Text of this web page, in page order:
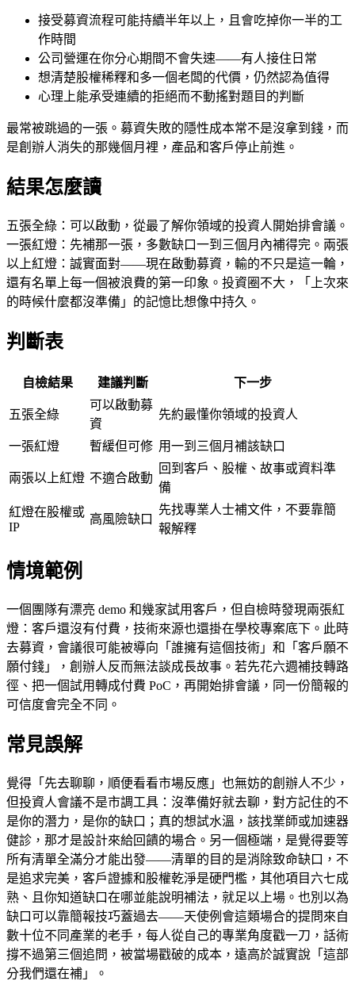
接受募資流程可能持續半年以上，且會吃掉你一半的工
作時間
公司營運在你分心期間不會失速——有人接住日常
想清楚股權稀釋和多一個老闆的代價，仍然認為值得
心理上能承受連續的拒絕而不動搖對題目的判斷
最常被跳過的一張。募資失敗的隱性成本常不是沒拿到錢，而
是創辦人消失的那幾個月裡，產品和客戶停止前進。
結果怎麼讀
五張全綠：可以啟動，從最了解你領域的投資人開始排會議。
一張紅燈：先補那一張，多數缺口一到三個月內補得完。兩張
以上紅燈：誠實面對——現在啟動募資，輸的不只是這一輪，
還有名單上每一個被浪費的第一印象。投資圈不大，「上次來
的時候什麼都沒準備」的記憶比想像中持久。
判斷表
自檢結果 建議判斷 下一步
五張全綠
可以啟動募
資
先約最懂你領域的投資人
一張紅燈 暫緩但可修 用一到三個月補該缺口
兩張以上紅燈 不適合啟動
回到客戶、股權、故事或資料準
備
紅燈在股權或
IP
高風險缺口
先找專業人士補文件，不要靠簡
報解釋
情境範例
一個團隊有漂亮 demo 和幾家試用客戶，但自檢時發現兩張紅
燈：客戶還沒有付費，技術來源也還掛在學校專案底下。此時
去募資，會議很可能被導向「誰擁有這個技術」和「客戶願不
願付錢」，創辦人反而無法談成長故事。若先花六週補技轉路
徑、把一個試用轉成付費 PoC，再開始排會議，同一份簡報的
可信度會完全不同。
常見誤解
覺得「先去聊聊，順便看看市場反應」也無妨的創辦人不少，
但投資人會議不是市調工具：沒準備好就去聊，對方記住的不
是你的潛力，是你的缺口；真的想試水溫，該找業師或加速器
健診，那才是設計來給回饋的場合。另一個極端，是覺得要等
所有清單全滿分才能出發——清單的目的是消除致命缺口，不
是追求完美，客戶證據和股權乾淨是硬門檻，其他項目六七成
熟、且你知道缺口在哪並能說明補法，就足以上場。也別以為
缺口可以靠簡報技巧蓋過去——天使例會這類場合的提問來自
數十位不同產業的老手，每人從自己的專業角度戳一刀，話術
撐不過第三個追問，被當場戳破的成本，遠高於誠實說「這部
分我們還在補」。